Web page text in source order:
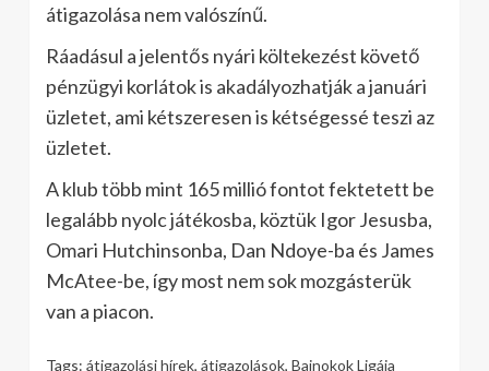
átigazolása nem valószínű.
Ráadásul a jelentős nyári költekezést követő
pénzügyi korlátok is akadályozhatják a januári
üzletet, ami kétszeresen is kétségessé teszi az
üzletet.
A klub több mint 165 millió fontot fektetett be
legalább nyolc játékosba, köztük Igor Jesusba,
Omari Hutchinsonba, Dan Ndoye-ba és James
McAtee-be, így most nem sok mozgásterük
van a piacon.
Tags: átigazolási hírek, átigazolások, Bajnokok Ligája